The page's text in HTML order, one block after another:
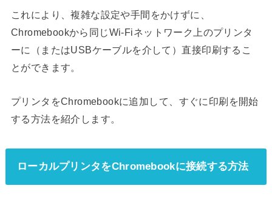
これにより、複雑な設定や手間をかけずに、
Chromebookから同じWi-Fiネットワーク上のプリンタ
ーに（またはUSBケーブルを介して）直接印刷するこ
とができます。
プリンタをChromebookに追加して、すぐに印刷を開始
する方法を紹介します。
ローカルプリンタをChromebookに接続する方法